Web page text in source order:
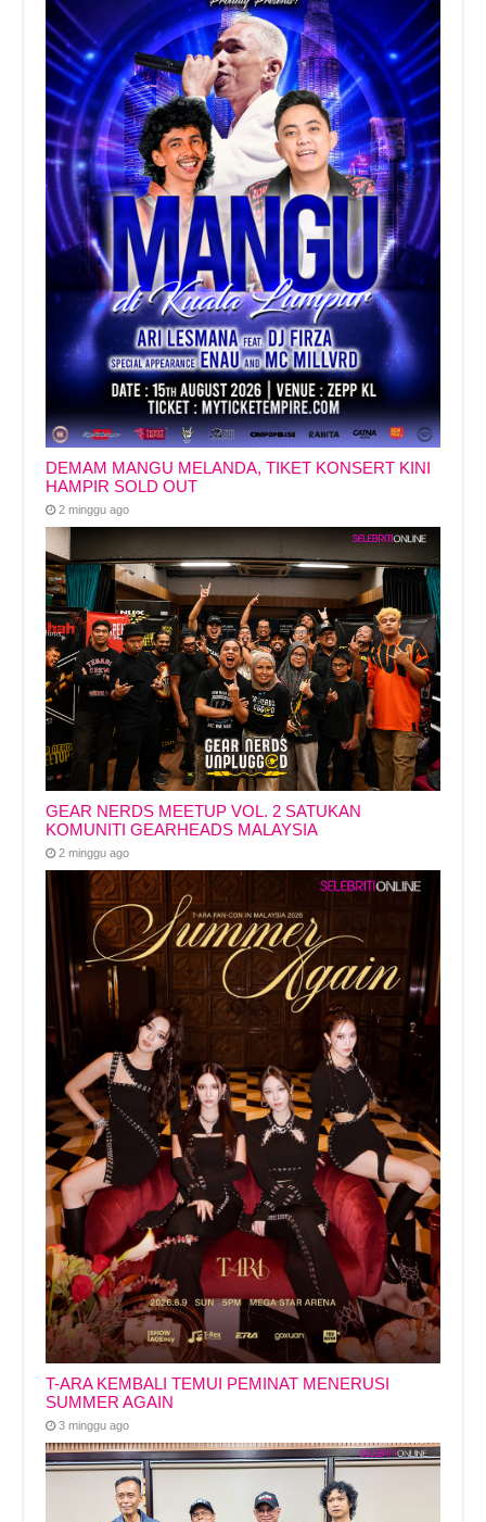
DEMAM MANGU MELANDA, TIKET KONSERT KINI
HAMPIR SOLD OUT
2 minggu ago
GEAR NERDS MEETUP VOL. 2 SATUKAN
KOMUNITI GEARHEADS MALAYSIA
2 minggu ago
T-ARA KEMBALI TEMUI PEMINAT MENERUSI
SUMMER AGAIN
3 minggu ago